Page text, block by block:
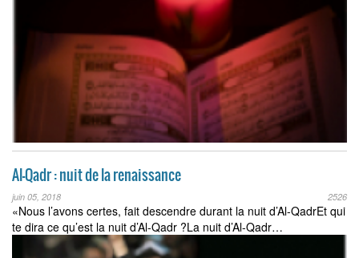
Al-Qadr : nuit de la renaissance
juin 05, 2018 2526
«Nous l’avons certes, fait descendre durant la nuit d’Al-QadrEt qui
te dira ce qu’est la nuit d’Al-Qadr ?La nuit d’Al-Qadr…